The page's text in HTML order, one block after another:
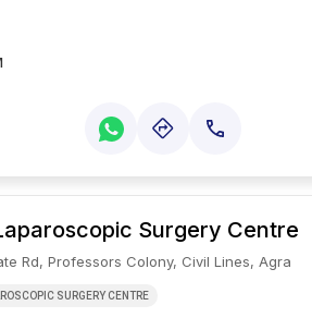
Surgery Centre
Rd, Professors Colony, Civil Lines, Agra
SURGERY CENTRE